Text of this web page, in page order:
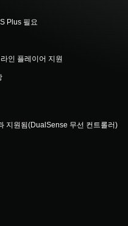
Plus 필요
인 플레이어 지원
지원됨(DualSense 무선 컨트롤러)